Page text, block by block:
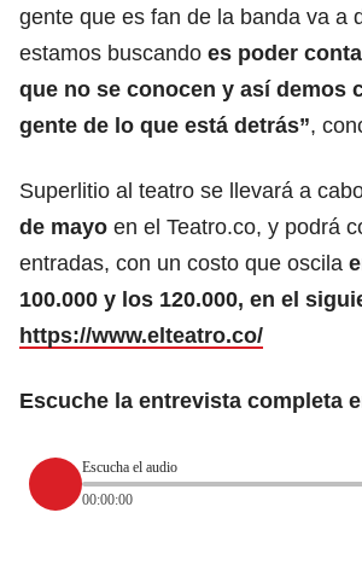
gente que es fan de la banda va a
estamos buscando es poder
que no se conocen y así demos
gente de lo que está detrás”,
Superlitio al teatro se llevará a
de mayo en el Teatro.co, y podrá
entradas, con un costo que oscila
100.000 y los 120.000, en el
https://www.elteatro.co/
Escuche la entrevista completa
Escucha el audio
00:00:00